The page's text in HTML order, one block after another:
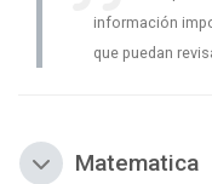
información
que puedan
ColapsarMatematica